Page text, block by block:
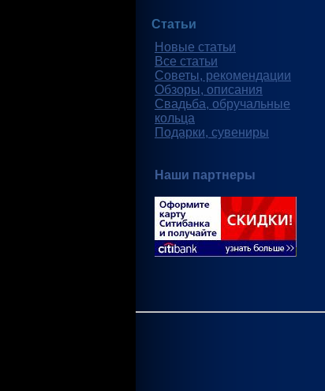
Статьи
Новые статьи
Все статьи
Советы, рекомендации
Обзоры, описания
Свадьба, обручальные
кольца
Подарки, сувениры
Наши партнеры